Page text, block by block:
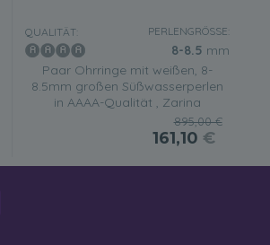
QUALITÄT: PERLENGRÖSSE:
8-8.5 mm
Paar Ohrringe mit weißen, 8-
8.5mm großen Süßwasserperlen
in AAAA-Qualität , Zarina
895,00 €
161,10 €